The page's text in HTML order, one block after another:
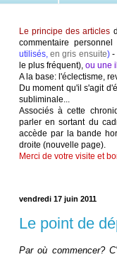
Le principe des articles
commentaire personnel
utilisés,en gris ensuite)-
le plus fréquent), ou une
A la base: l'éclectisme,
Du moment qu'il s'agit
subliminale...
Associés à cette
parler en sortant du
accède par la bande
droite (nouvelle page).
Merci de votre visite et
vendredi 17 juin 2011
Le point de
Par où commencer?